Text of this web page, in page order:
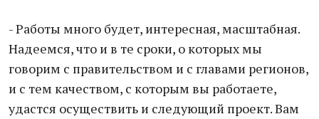
- Работы много будет, интересная, масштабная.
Надеемся, что и в те сроки, о которых мы
говорим с правительством и с главами регионов,
и с тем качеством, с которым вы работаете,
удастся осуществить и следующий проект. Вам